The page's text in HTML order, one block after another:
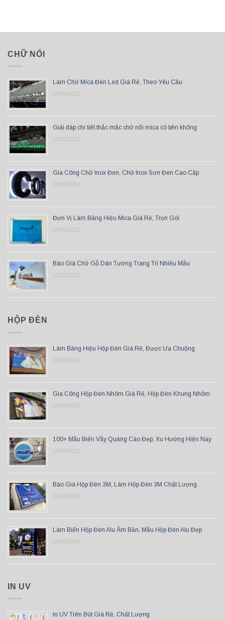
CHỮ NỔI
Làm Chữ Mica Đèn Led Giá Rẻ, Theo Yêu Cầu
09/09/2023
Giải đáp chi tiết thắc mắc chữ nổi mica có bền không
13/07/2026
Gia Công Chữ Inox Đen, Chữ Inox Sơn Đen Cao Cấp
23/07/2024
Đơn Vị Làm Bảng Hiệu Mica Giá Rẻ, Trọn Gói
09/02/2023
Báo Giá Chữ Gỗ Dán Tường Trang Trí Nhiều Mẫu
10/11/2023
HỘP ĐÈN
Làm Bảng Hiệu Hộp Đèn Giá Rẻ, Được Ưa Chuộng
20/04/2024
Gia Công Hộp Đèn Nhôm Giá Rẻ, Hộp Đèn Khung Nhôm
27/05/2023
100+ Mẫu Biển Vẫy Quảng Cáo Đẹp, Xu Hướng Hiện Nay
18/04/2022
Báo Giá Hộp Đèn 3M, Làm Hộp Đèn 3M Chất Lượng
21/07/2023
Làm Biển Hộp Đèn Alu Âm Bản, Mẫu Hộp Đèn Alu Đẹp
23/02/2024
IN UV
In UV Trên Bút Giá Rẻ, Chất Lượng